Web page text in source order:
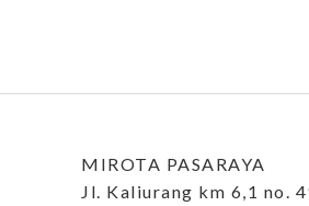
MIROTA PASARAYA
Jl. Kaliurang km 6,1 no.